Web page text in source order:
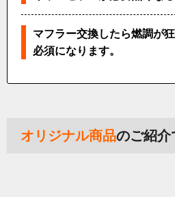
マフラー交換したら燃調が
必須になります。
オリジナル商品のご紹介